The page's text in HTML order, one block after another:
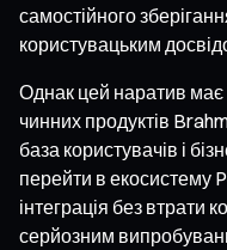
самостійного
користувацьким
Однак цей наратив має
чинних продуктів
база користувачів і
перейти в екосистему
інтеграція без втрати
серйозним